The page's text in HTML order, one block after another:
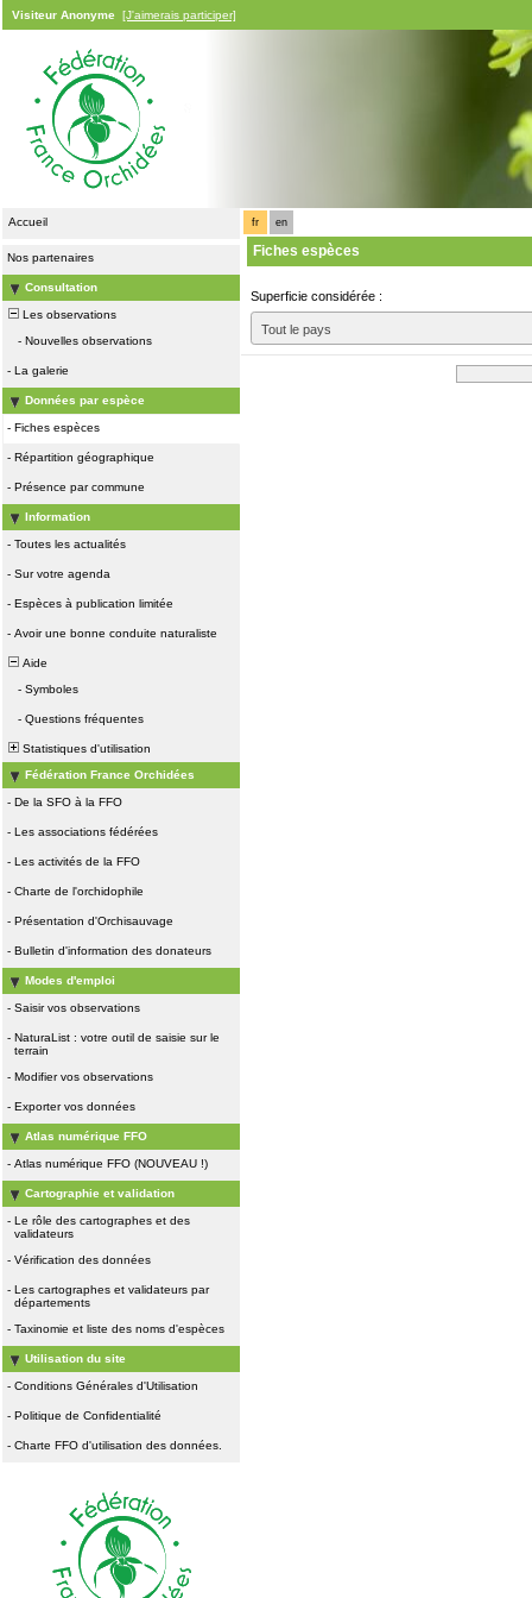
Visiteur Anonyme [J'aimerais participer]
Accueil
Nos partenaires
Consultation
Les observations
- Nouvelles observations
- La galerie
Données par espèce
- Fiches espèces
- Répartition géographique
- Présence par commune
Information
- Toutes les actualités
- Sur votre agenda
- Espèces à publication limitée
- Avoir une bonne conduite naturaliste
Aide
- Symboles
- Questions fréquentes
Statistiques d'utilisation
Fédération France Orchidées
- De la SFO à la FFO
- Les associations fédérées
- Les activités de la FFO
- Charte de l'orchidophile
- Présentation d'Orchisauvage
- Bulletin d'information des donateurs
Modes d'emploi
- Saisir vos observations
- NaturaList : votre outil de saisie sur le
terrain
- Modifier vos observations
- Exporter vos données
Atlas numérique FFO
- Atlas numérique FFO (NOUVEAU !)
Cartographie et validation
- Le rôle des cartographes et des
validateurs
- Vérification des données
- Les cartographes et validateurs par
départements
- Taxinomie et liste des noms d'espèces
Utilisation du site
- Conditions Générales d'Utilisation
- Politique de Confidentialité
- Charte FFO d'utilisation des données.
fr en
Fiches espèces
Superficie considérée :
Tout le pays